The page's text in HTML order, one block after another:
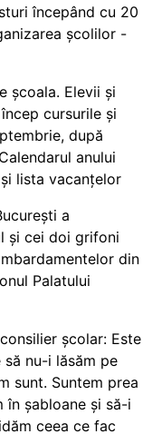
începând cu 20
școlilor -
școala. Elevii și
cursurile și
după
anului
lista vacanțelor
a
și cei doi grifoni
din
Palatului
școlar: Este
nu-i lăsăm pe
sunt. Suntem prea
în șabloane și să-i
ceea ce fac